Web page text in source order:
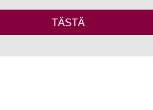
TÄSTÄ